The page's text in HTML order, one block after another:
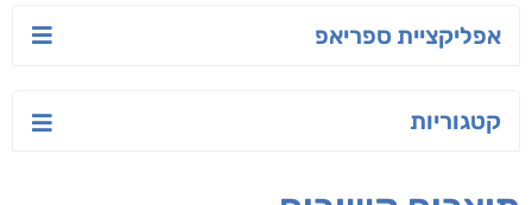
יאיר פומרנץ עו"ד מאלק חיר